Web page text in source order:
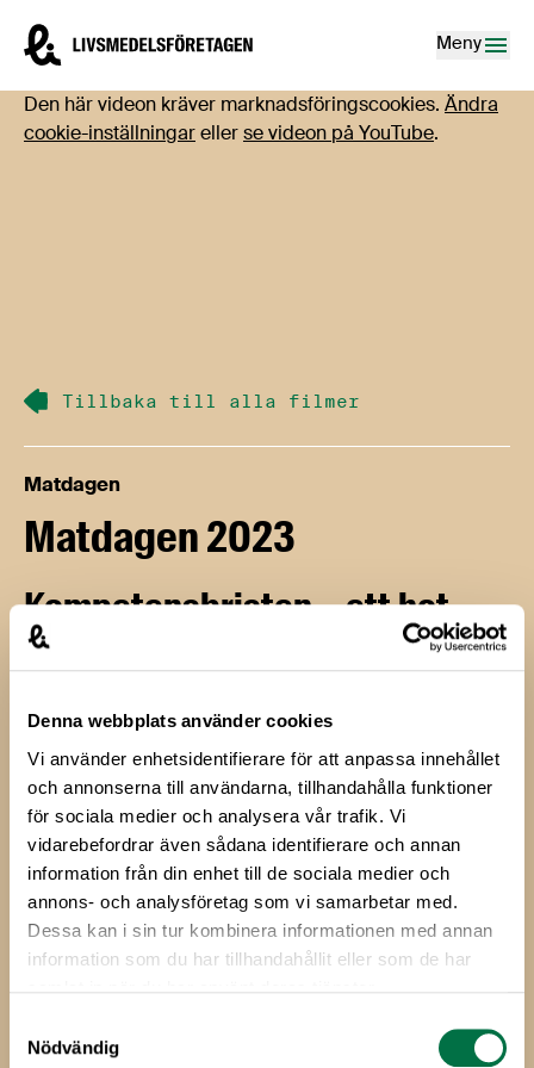
Denna webbplats använder cookies
Vi använder enhetsidentifierare för att anpassa innehållet
och annonserna till användarna, tillhandahålla funktioner
för sociala medier och analysera vår trafik. Vi
vidarebefordrar även sådana identifierare och annan
information från din enhet till de sociala medier och
annons- och analysföretag som vi samarbetar med.
Dessa kan i sin tur kombinera informationen med annan
information som du har tillhandahållit eller som de har
Nödvändig
Livsmedelsföretagen – till startsidan
Meny
Den här videon kräver marknadsföringscookies. Ändra
cookie-inställningarellerse videon på YouTube.
Tillbaka till alla filmer
Matdagen
Matdagen 2023
Kompetensbristen – ett hot
mot svensk
De svenska livsmedelsproducenterna hittar inte den
personal och den kompetens de behöver. Det handlar
om allt från slaktare och bagare till ingenjörer,
produktutvecklare och processtekniker. Den snabba
tekniska utvecklingen, omställningen till hållbar
produktion och ökande konkurrens ställer allt högre
krav på både utbildning och erfarenhet. Bristen på
kompetens är ett av de största hindren för företagen att
En kraftigt förbättrad kompetensförsörjning är